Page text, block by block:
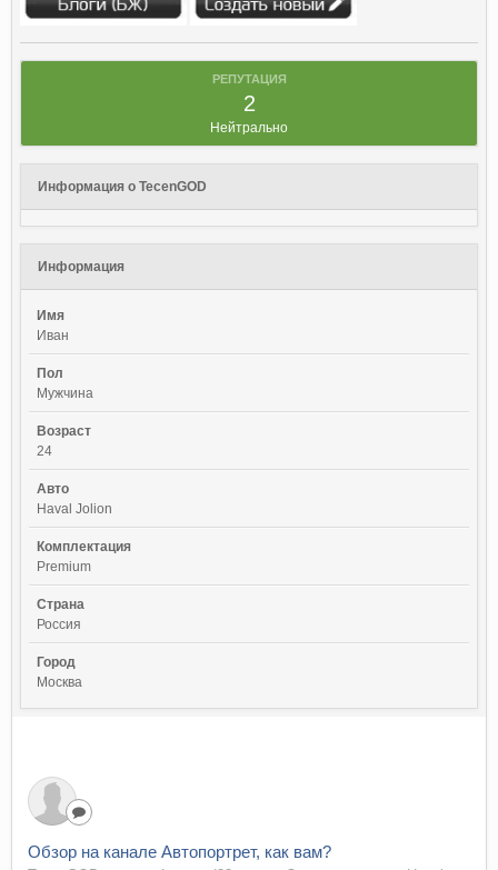
РЕПУТАЦИЯ
2
Нейтрально
Информация о TecenGOD
Информация
Имя
Иван
Пол
Мужчина
Возраст
24
Авто
Haval Jolion
Комплектация
Premium
Страна
Россия
Город
Москва
Обзор на канале Автопортрет, как вам?